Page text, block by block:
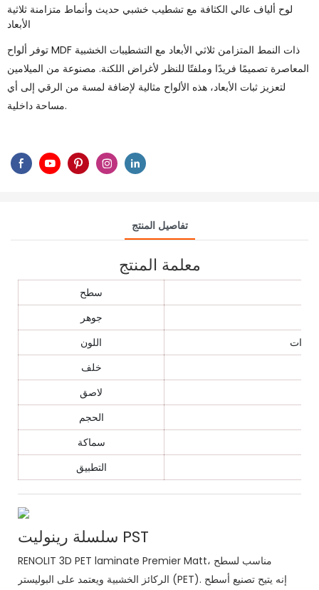
لوح ألياف عالي الكثافة مع تشطيب خشبي حديث وأنماط متزامنة ثلاثية
الأبعاد
توفر ألواح MDF ذات النمط المتزامن ثلاثي الأبعاد مع التشطيبات الخشبية
المعاصرة تصميمًا فريدًا وملفتًا للنظر لأغراض اللكنة. مصنوعة من الميلامين
لتعزيز ثبات الأبعاد، هذه الألواح مثالية لإضافة لمسة من الرقي إلى أي
مساحة داخلية.
تفاصيل المنتج
معلمة المنتج
سطح
جوهر
اللون
خلف
لاصق
الحجم
سماكة
التطبيق
سلسلة رينوليت PST
RENOLIT 3D PET laminate Premier Matt، مناسب لسطح
الركائز الخشبية ويعتمد على البوليستر (PET). إنه يتيح تصنيع أسطح